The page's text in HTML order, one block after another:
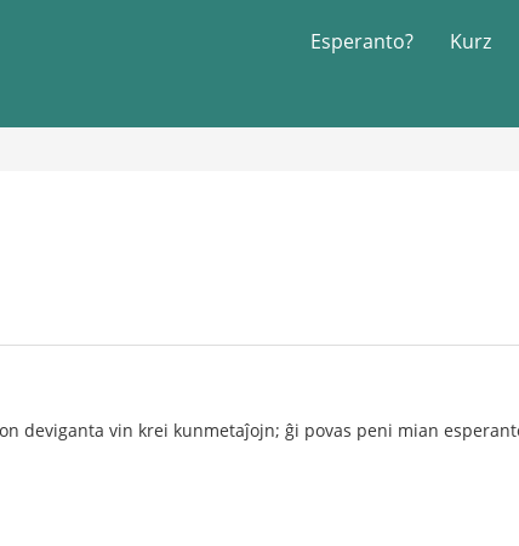
Esperanto? Kurz
deviganta vin krei kunmetaĵojn; ĝi povas peni mian